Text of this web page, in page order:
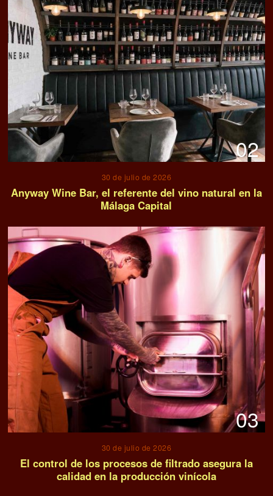
02
30 de julio de 2026
Anyway Wine Bar, el referente del vino natural en la
Málaga Capital
03
30 de julio de 2026
El control de los procesos de filtrado asegura la
calidad en la producción vinícola